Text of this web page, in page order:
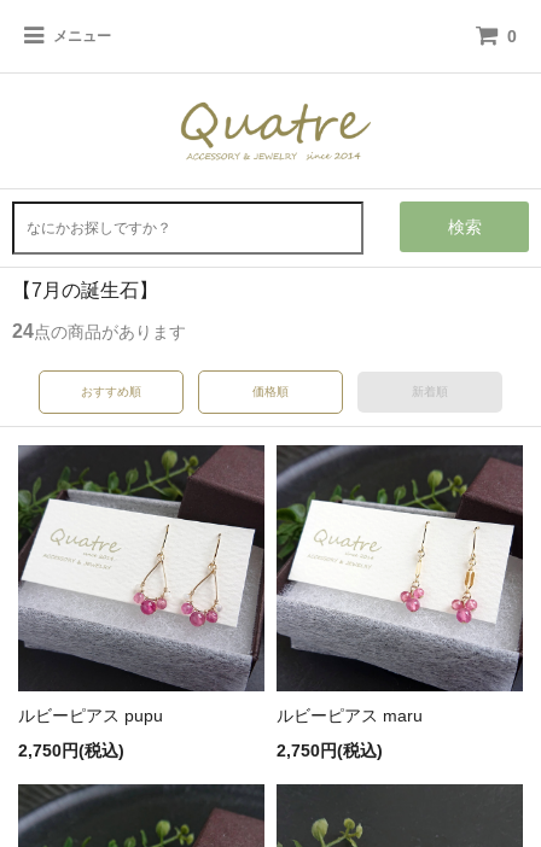
メニュー 0
検索
【7月の誕生石】
24点の商品があります
おすすめ順 価格順 新着順
ルビーピアス pupu
2,750円(税込)
ルビーピアス maru
2,750円(税込)